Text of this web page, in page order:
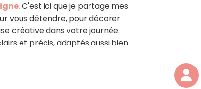
. C'est ici que je partage mes
vous détendre, pour décorer
créative dans votre journée.
et précis, adaptés aussi bien